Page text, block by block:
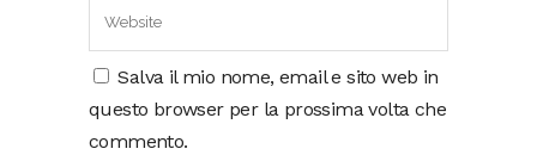
Salva il mio nome, email e sito web in
questo browser per la prossima volta che
commento.